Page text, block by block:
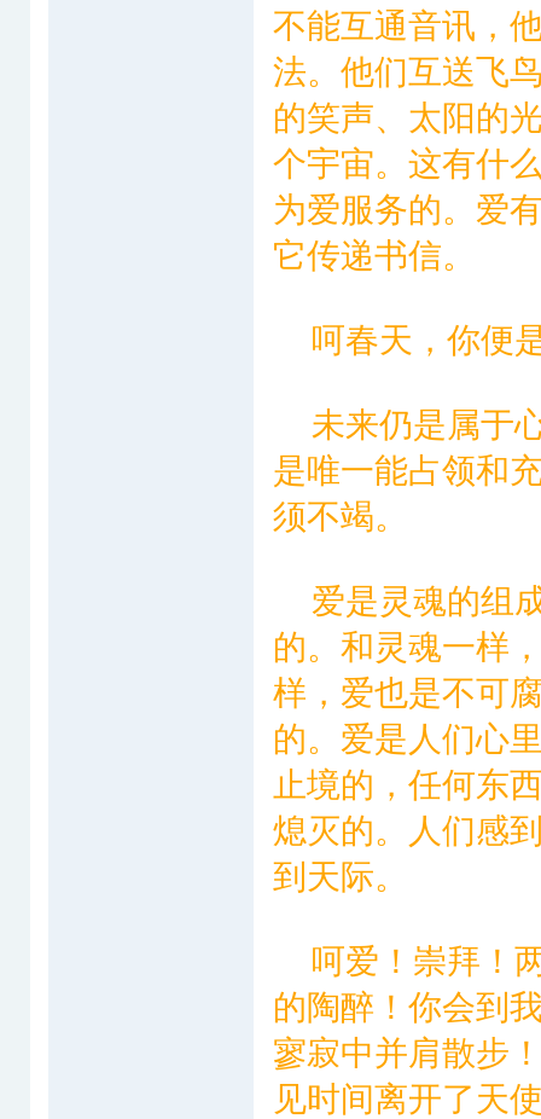
不能互通音讯，
法。他们互送飞
的笑声、太阳的
个宇宙。这有什
为爱服务的。爱
它传递书信。
呵春天，你便
未来仍是属于
是唯一能占领和
须不竭。
爱是灵魂的组
的。和灵魂一样
样，爱也是不可
的。爱是人们心
止境的，任何东
熄灭的。人们感
到天际。
呵爱！崇拜！
的陶醉！你会到
寥寂中并肩散步
见时间离开了天